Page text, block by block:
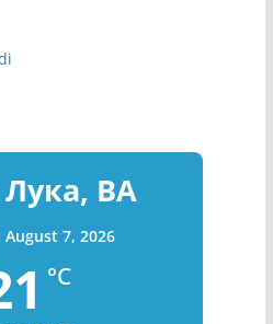
BA
August 7, 2026
°C